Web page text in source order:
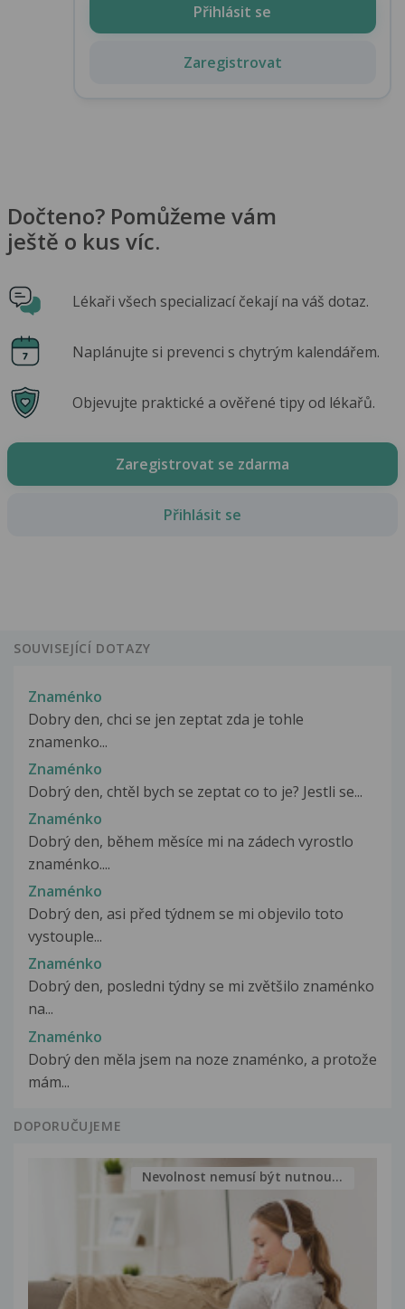
Přihlásit se
Zaregistrovat
Dočteno? Pomůžeme vám
ještě o kus víc.
Lékaři všech specializací čekají na váš dotaz.
Naplánujte si prevenci s chytrým kalendářem.
Objevujte praktické a ověřené tipy od lékařů.
Zaregistrovat se zdarma
Přihlásit se
SOUVISEJÍCÍ DOTAZY
Znaménko
Dobry den, chci se jen zeptat zda je tohle
znamenko...
Znaménko
Dobrý den, chtěl bych se zeptat co to je? Jestli se...
Znaménko
Dobrý den, během měsíce mi na zádech vyrostlo
znaménko....
Znaménko
Dobrý den, asi před týdnem se mi objevilo toto
vystouple...
Znaménko
Dobrý den, posledni týdny se mi zvětšilo znaménko
na...
Znaménko
Dobrý den měla jsem na noze znaménko, a protože
mám...
DOPORUČUJEME
Nevolnost nemusí být nutnou...